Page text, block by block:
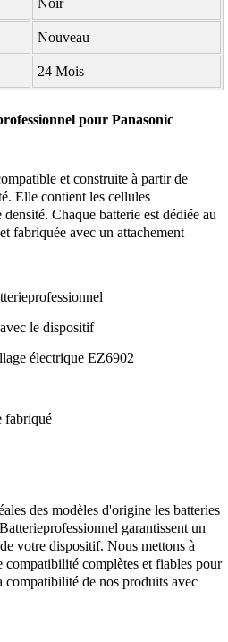
Nouveau
24 Mois
pour Panasonic
et construite à partir de
Elle contient les cellules
Chaque batterie est dédiée au
fabriquée avec un attachement
le dispositif
électrique EZ6902
fabriqué
des modèles d'origine les batteries
garantissent un
votre dispositif. Nous mettons à
compatibilité complètes et fiables pour
compatibilité de nos produits avec